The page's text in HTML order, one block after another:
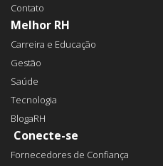
Contato
Melhor RH
Carreira e Educação
Gestão
Saúde
Tecnologia
BlogaRH
Conecte-se
Fornecedores de Confiança